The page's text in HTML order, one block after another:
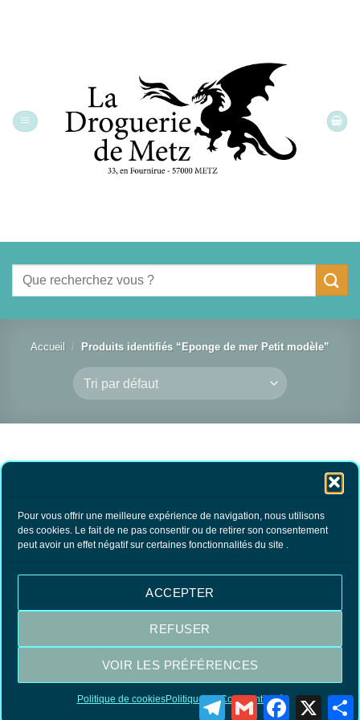
Pour vous offrir une meilleure expérience de navigation, nous utilisons
des cookies. Le fait de ne pas consentir ou de retirer son consentement
peut avoir un effet négatif sur certaines fonctionnalités du site .
ACCEPTER
REFUSER
VOIR LES PRÉFÉRENCES
Politique de cookiesPolitique de Confidentialité
Recherche
pour :
Accueil / Produits identifiés “Eponge de mer Petit modèle”
Eponge de mer Petit
9.00€ TTC
PANIER
Visa MasterCardPayPal
TelegramGmail Facebook